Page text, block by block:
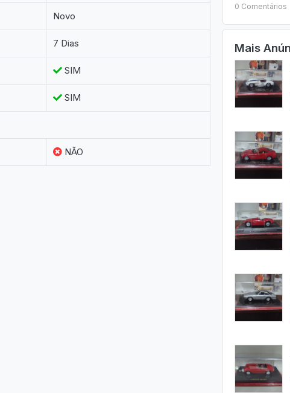
Novo
7 Dias
SIM
SIM
NÃO
0 Comentários
Mais